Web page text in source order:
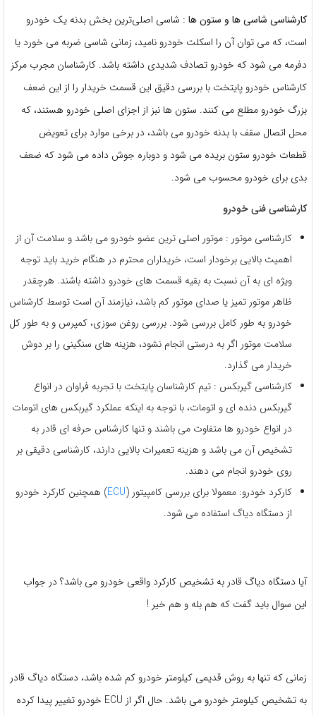
کارشناسی شاسی ها و ستون ها : شاسی اصلی‌ترین بخش بدنه یک خودرو
است، که می توان آن را اسکلت خودرو نامید، زمانی شاسی ضربه می خورد یا
دفرمه می شود که خودرو تصادف شدیدی داشته باشد. کارشناسان مجرب مرکز
کارشناس خودرو پایتخت با بررسی دقیق این قسمت خریدار را از این ضعف
بزرگ خودرو مطلع می کنند. ستون ها نبز از اجزای اصلی خودرو هستند، که
محل اتصال سقف با بدنه خودرو می باشد، در برخی موارد برای تعویض
قطعات خودرو ستون بریده می شود و دوباره جوش داده می شود که ضعف
بدی برای خودرو محسوب می شود.
کارشناسی فنی خودرو
کارشناسی موتور : موتور اصلی ترین عضو خودرو می باشد و سلامت آن از
اهمیت بالایی برخودار است، خریداران محترم در هنگام خرید باید توجه
ویژه ای به آن نسبت به بقیه قسمت های خودرو داشته باشند. هرچقدر
ظاهر موتور تمیز یا صدای موتور کم باشد، نیازمند آن است توسط کارشناس
خودرو به طور کامل بررسی شود. بررسی روغن سوزی، کمپرس و به طور کل
سلامت موتور اگر به درستی انجام نشود، هزینه های سنگینی را بر دوش
خریدار می گذارد.
کارشناسی گیربکس : تیم کارشناسان پایتخت با تجربه فراوان در انواع
گیربکس دنده ای و اتومات، با توجه به اینکه عملکرد گیربکس های اتومات
در انواع خودرو ها متفاوت می باشند و تنها کارشناس حرفه ای قادر به
تشخیص آن می باشد و هزینه تعمیرات بالایی دارند، کارشناسی دقیقی بر
روی خودرو انجام می دهند.
کارکرد خودرو: معمولا برای بررسی کامپیتور (ECU) همچنین کارکرد خودرو
از دستگاه دیاگ استفاده می شود.
آیا دستگاه دیاگ قادر به تشخیص کارکرد واقعی خودرو می باشد؟ در جواب
این سوال باید گفت که هم بله و هم خیر !
زمانی که تنها به روش قدیمی کیلومتر خودرو کم شده باشد، دستگاه دیاگ قادر
به تشخیص کیلومتر خودرو می باشد. حال اگر از ECU خودرو تغییر پیدا کرده